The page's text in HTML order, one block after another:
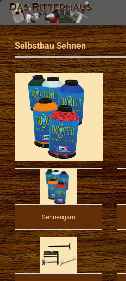
Selbstbau Sehnen
Sehnengarn